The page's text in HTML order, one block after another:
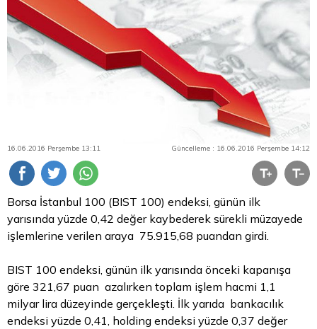
16.06.2016 Perşembe 13:11 Güncelleme : 16.06.2016 Perşembe 14:12
Borsa İstanbul 100 (BIST 100) endeksi, günün ilk
yarısında yüzde 0,42 değer kaybederek sürekli müzayede
işlemlerine verilen araya 75.915,68 puandan girdi.
BIST 100 endeksi, günün ilk yarısında önceki kapanışa
göre 321,67 puan azalırken toplam işlem hacmi 1,1
milyar lira düzeyinde gerçekleşti. İlk yarıda bankacılık
endeksi yüzde 0,41, holding endeksi yüzde 0,37 değer